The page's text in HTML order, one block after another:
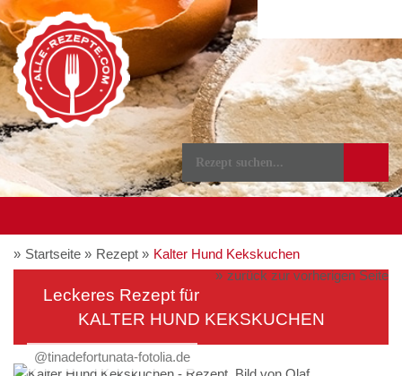
Startseite Rezept
Kalter Hund Kekskuchen
zurück zur vorherigen Seite
Leckeres Rezept für
KALTER HUND KEKSKUCHEN
@tinadefortunata-fotolia.de